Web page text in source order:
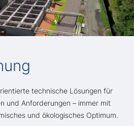
technische Lösungen für
und Anforderungen – immer mit
und ökologisches Optimum.